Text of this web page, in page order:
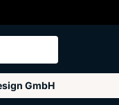
GmbH